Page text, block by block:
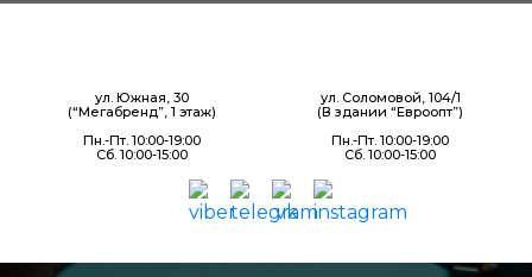
ул. Южная, 30
(“Мегабренд”, 1 этаж)
Пн.-Пт. 10:00-19:00
Сб. 10:00-15:00
ул. Соломовой, 104/1
(В здании “Евроопт”)
Пн.-Пт. 10:00-19:00
Сб. 10:00-15:00